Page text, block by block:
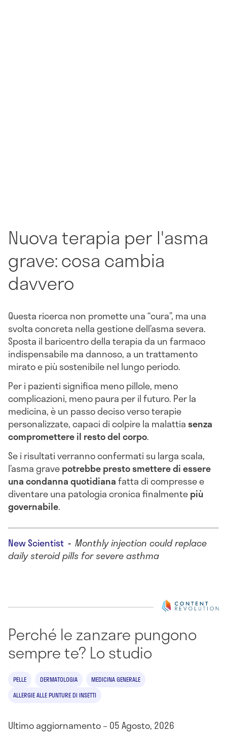
Nuova terapia per l'asma
grave: cosa cambia
davvero
Questa ricerca non promette una “cura”, ma una
svolta concreta nella gestione dell’asma severa.
Sposta il baricentro della terapia da un farmaco
indispensabile ma dannoso, a un trattamento
mirato e più sostenibile nel lungo periodo.
Per i pazienti significa meno pillole, meno
complicazioni, meno paura per il futuro. Per la
medicina, è un passo deciso verso terapie
personalizzate, capaci di colpire la malattiasenza
compromettere il resto del corpo.
Se i risultati verranno confermati su larga scala,
l’asma gravepotrebbe presto smettere di essere
una condanna quotidianafatta di compresse e
diventare una patologia cronica finalmentepiù
governabile.
New Scientist - Monthly injection could replace
daily steroid pills for severe asthma
Perché le zanzare pungono
sempre te? Lo studio
PELLE DERMATOLOGIA
MEDICINA GENERALE
ALLERGIE ALLE PUNTURE DI INSETTI
Ultimo aggiornamento – 05 Agosto, 2026